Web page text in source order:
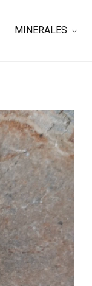
MINERALES